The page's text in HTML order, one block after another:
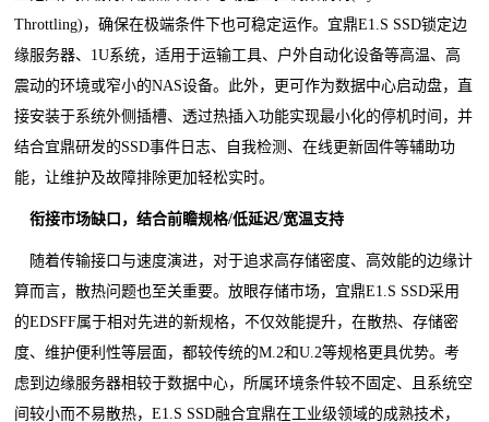
Throttling)，确保在极端条件下也可稳定运作。宜鼎E1.S SSD锁定边
缘服务器、1U系统，适用于运输工具、户外自动化设备等高温、高
震动的环境或窄小的NAS设备。此外，更可作为数据中心启动盘，直
接安装于系统外侧插槽、透过热插入功能实现最小化的停机时间，并
结合宜鼎研发的SSD事件日志、自我检测、在线更新固件等辅助功
能，让维护及故障排除更加轻松实时。
衔接市场缺口，结合前瞻规格/低延迟/宽温支持
随着传输接口与速度演进，对于追求高存储密度、高效能的边缘计
算而言，散热问题也至关重要。放眼存储市场，宜鼎E1.S SSD采用
的EDSFF属于相对先进的新规格，不仅效能提升，在散热、存储密
度、维护便利性等层面，都较传统的M.2和U.2等规格更具优势。考
虑到边缘服务器相较于数据中心，所属环境条件较不固定、且系统空
间较小而不易散热，E1.S SSD融合宜鼎在工业级领域的成熟技术，